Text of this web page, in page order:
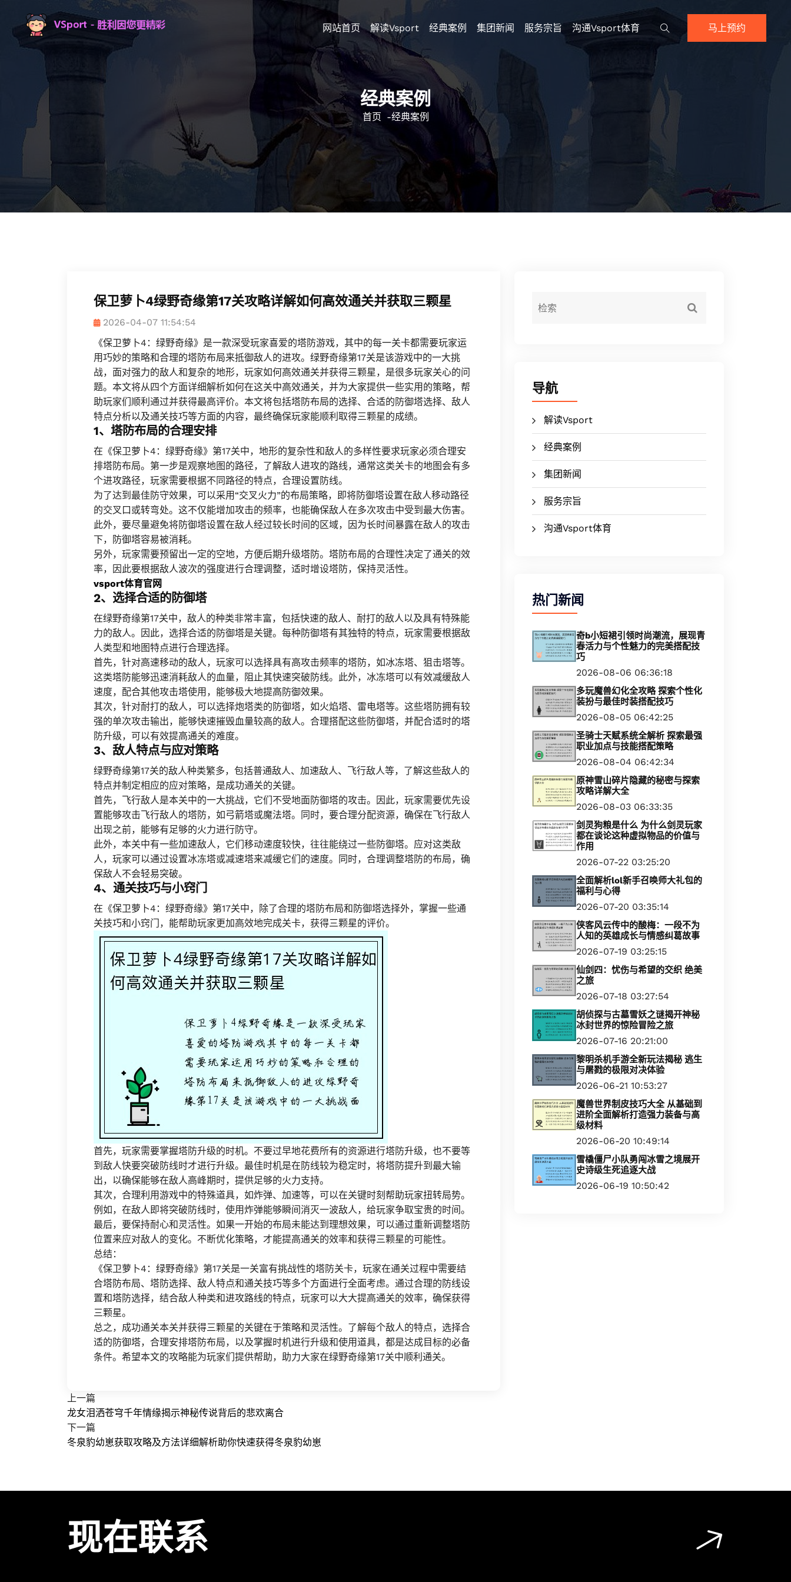
网站首页 解读Vsport 经典案例 集团新闻 服务宗旨 沟通Vsport体育 马上预约
经典案例
首页 -经典案例
保卫萝卜4绿野奇缘第17关攻略详解如何高效通关并获取三颗星
2026-04-07 11:54:54
《保卫萝卜4：绿野奇缘》是一款深受玩家喜爱的塔防游戏，其中的每一关卡都需要玩家运
用巧妙的策略和合理的塔防布局来抵御敌人的进攻。绿野奇缘第17关是该游戏中的一大挑
战，面对强力的敌人和复杂的地形，玩家如何高效通关并获得三颗星，是很多玩家关心的问
题。本文将从四个方面详细解析如何在这关中高效通关，并为大家提供一些实用的策略，帮
助玩家们顺利通过并获得最高评价。本文将包括塔防布局的选择、合适的防御塔选择、敌人
特点分析以及通关技巧等方面的内容，最终确保玩家能顺利取得三颗星的成绩。
1、塔防布局的合理安排
在《保卫萝卜4：绿野奇缘》第17关中，地形的复杂性和敌人的多样性要求玩家必须合理安
排塔防布局。第一步是观察地图的路径，了解敌人进攻的路线，通常这类关卡的地图会有多
个进攻路径，玩家需要根据不同路径的特点，合理设置防线。
为了达到最佳防守效果，可以采用“交叉火力”的布局策略，即将防御塔设置在敌人移动路径
的交叉口或转弯处。这不仅能增加攻击的频率，也能确保敌人在多次攻击中受到最大伤害。
此外，要尽量避免将防御塔设置在敌人经过较长时间的区域，因为长时间暴露在敌人的攻击
下，防御塔容易被消耗。
另外，玩家需要预留出一定的空地，方便后期升级塔防。塔防布局的合理性决定了通关的效
率，因此要根据敌人波次的强度进行合理调整，适时增设塔防，保持灵活性。
vsport体育官网
2、选择合适的防御塔
在绿野奇缘第17关中，敌人的种类非常丰富，包括快速的敌人、耐打的敌人以及具有特殊能
力的敌人。因此，选择合适的防御塔是关键。每种防御塔有其独特的特点，玩家需要根据敌
人类型和地图特点进行合理选择。
首先，针对高速移动的敌人，玩家可以选择具有高攻击频率的塔防，如冰冻塔、狙击塔等。
这类塔防能够迅速消耗敌人的血量，阻止其快速突破防线。此外，冰冻塔可以有效减缓敌人
速度，配合其他攻击塔使用，能够极大地提高防御效果。
其次，针对耐打的敌人，可以选择炮塔类的防御塔，如火焰塔、雷电塔等。这些塔防拥有较
强的单次攻击输出，能够快速摧毁血量较高的敌人。合理搭配这些防御塔，并配合适时的塔
防升级，可以有效提高通关的难度。
3、敌人特点与应对策略
绿野奇缘第17关的敌人种类繁多，包括普通敌人、加速敌人、飞行敌人等，了解这些敌人的
特点并制定相应的应对策略，是成功通关的关键。
首先，飞行敌人是本关中的一大挑战，它们不受地面防御塔的攻击。因此，玩家需要优先设
置能够攻击飞行敌人的塔防，如弓箭塔或魔法塔。同时，要合理分配资源，确保在飞行敌人
出现之前，能够有足够的火力进行防守。
此外，本关中有一些加速敌人，它们移动速度较快，往往能绕过一些防御塔。应对这类敌
人，玩家可以通过设置冰冻塔或减速塔来减缓它们的速度。同时，合理调整塔防的布局，确
保敌人不会轻易突破。
4、通关技巧与小窍门
在《保卫萝卜4：绿野奇缘》第17关中，除了合理的塔防布局和防御塔选择外，掌握一些通
关技巧和小窍门，能帮助玩家更加高效地完成关卡，获得三颗星的评价。
首先，玩家需要掌握塔防升级的时机。不要过早地花费所有的资源进行塔防升级，也不要等
到敌人快要突破防线时才进行升级。最佳时机是在防线较为稳定时，将塔防提升到最大输
出，以确保能够在敌人高峰期时，提供足够的火力支持。
其次，合理利用游戏中的特殊道具，如炸弹、加速等，可以在关键时刻帮助玩家扭转局势。
例如，在敌人即将突破防线时，使用炸弹能够瞬间消灭一波敌人，给玩家争取宝贵的时间。
最后，要保持耐心和灵活性。如果一开始的布局未能达到理想效果，可以通过重新调整塔防
位置来应对敌人的变化。不断优化策略，才能提高通关的效率和获得三颗星的可能性。
总结：
《保卫萝卜4：绿野奇缘》第17关是一关富有挑战性的塔防关卡，玩家在通关过程中需要结
合塔防布局、塔防选择、敌人特点和通关技巧等多个方面进行全面考虑。通过合理的防线设
置和塔防选择，结合敌人种类和进攻路线的特点，玩家可以大大提高通关的效率，确保获得
三颗星。
总之，成功通关本关并获得三颗星的关键在于策略和灵活性。了解每个敌人的特点，选择合
适的防御塔，合理安排塔防布局，以及掌握时机进行升级和使用道具，都是达成目标的必备
条件。希望本文的攻略能为玩家们提供帮助，助力大家在绿野奇缘第17关中顺利通关。
上一篇
龙女泪洒苍穹千年情缘揭示神秘传说背后的悲欢离合
下一篇
冬泉豹幼崽获取攻略及方法详细解析助你快速获得冬泉豹幼崽
导航
解读Vsport
经典案例
集团新闻
服务宗旨
沟通Vsport体育
热门新闻
奇b小短裙引领时尚潮流，展现青
春活力与个性魅力的完美搭配技
巧
2026-08-06 06:36:18
多玩魔兽幻化全攻略 探索个性化
装扮与最佳时装搭配技巧
2026-08-05 06:42:25
圣骑士天赋系统全解析 探索最强
职业加点与技能搭配策略
2026-08-04 06:42:34
原神雪山碎片隐藏的秘密与探索
攻略详解大全
2026-08-03 06:33:35
剑灵狗粮是什么 为什么剑灵玩家
都在谈论这种虚拟物品的价值与
作用
2026-07-22 03:25:20
全面解析lol新手召唤师大礼包的
福利与心得
2026-07-20 03:35:14
侠客风云传中的酸梅：一段不为
人知的英雄成长与情感纠葛故事
2026-07-19 03:25:15
仙剑四：忧伤与希望的交织 绝美
之旅
2026-07-18 03:27:54
胡侦探与古墓雪妖之谜揭开神秘
冰封世界的惊险冒险之旅
2026-07-16 20:21:00
黎明杀机手游全新玩法揭秘 逃生
与屠戮的极限对决体验
2026-06-21 10:53:27
魔兽世界制皮技巧大全 从基础到
进阶全面解析打造强力装备与高
级材料
2026-06-20 10:49:14
雪橇僵尸小队勇闯冰雪之境展开
史诗级生死追逐大战
2026-06-19 10:50:42
现在联系